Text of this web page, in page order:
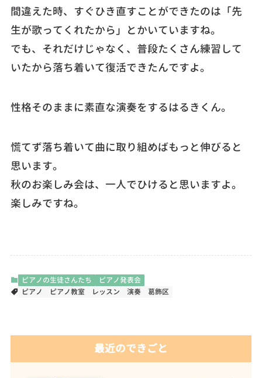
間違えた時、すぐひき直すことができたのは「先
生が歌ってくれたから」とかいていますね。
でも、それだけじゃなく、普段たくさん練習して
いたから落ち着いて復活できたんですよ。
性格そのままに素直な演奏をするはるきくん。
慌てず落ち着いて曲に取り組めばもっと伸びると
思います。
秋のお楽しみ会は、一人でひけると思いますよ。
楽しみですね。
ピアノの生徒さんたち
ピアノ発表会
ピアノ
ピアノ教室 レッスン 演奏 葛飾区
最近のできごと